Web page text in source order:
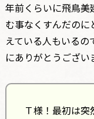
年前くらいに飛鳥
む事なくすんだの
えている人もいるの
にありがとうござい
Ｔ様！最初は